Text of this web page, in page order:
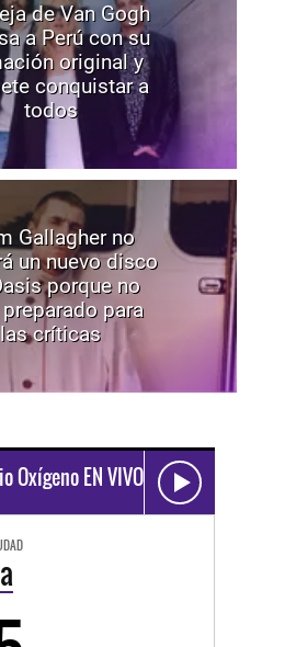
de Van Gogh
a Perú con su
original y
conquistar a
todos
Gallagher no
un nuevo disco
porque no
para
las críticas
Oxígeno EN VIVO